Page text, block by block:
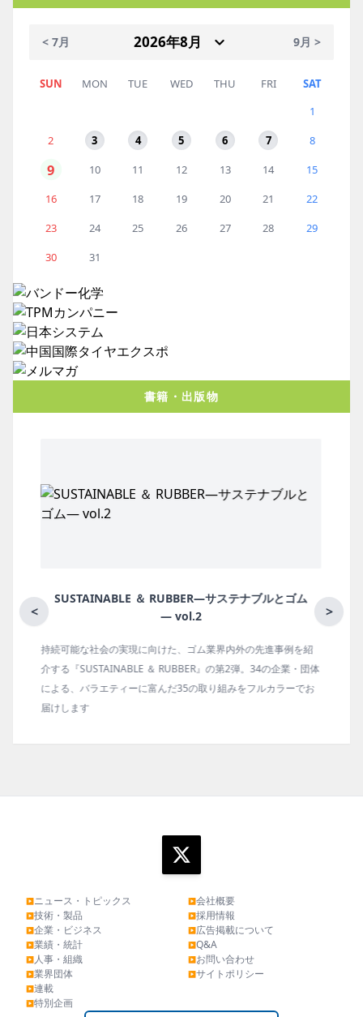
< 7月 9月 >
SUN MON TUE WED THU FRI
SAT
1
2
3 4 5 6 7 8
9 10 11 12 13 14
15
16
17 18 19 20 21
22
23
24 25 26 27 28
29
30
31
書籍・出版物
< >
ゴム
事例を紹
業・団体
ラーでお
月刊ラバーインダストリー／単品
ゴム報知新聞の姉妹誌。ゴム・エラストマー製品・市場分
の動向、新製品・技術、原材料動向、設備・機械の紹介、
タビュー、海外企業情報、統計などをコンパクトに掲載し
▶ニュース・トピックス
▶技術・製品
▶企業・ビジネス
▶業績・統計
▶人事・組織
▶業界団体
▶連載
▶特別企画
▶会社概要
▶採用情報
▶広告掲載について
▶Q&A
▶お問い合わせ
▶サイトポリシー